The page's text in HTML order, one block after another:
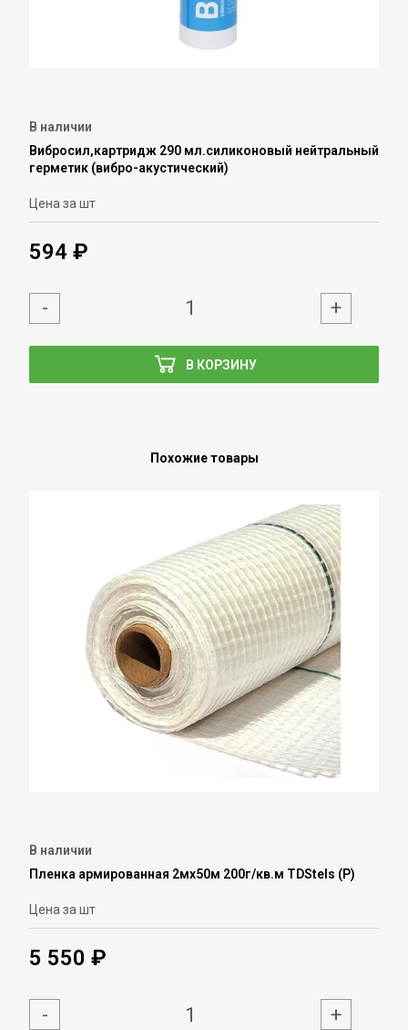
В наличии
Вибросил,картридж 290 мл.силиконовый нейтральный
герметик (вибро-акустический)
Цена за шт
594 ₽
В КОРЗИНУ
- +
Похожие товары
В наличии
Пленка армированная 2мх50м 200г/кв.м TDStels (Р)
Цена за шт
5 550 ₽
- +